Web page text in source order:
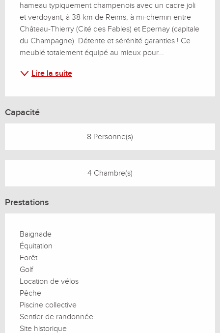
hameau typiquement champenois avec un cadre joli
et verdoyant, à 38 km de Reims, à mi-chemin entre
Château-Thierry (Cité des Fables) et Epernay (capitale
du Champagne). Détente et sérénité garanties ! Ce
meublé totalement équipé au mieux pour...
Lire la suite
Capacité
8 Personne(s)
4 Chambre(s)
Prestations
Baignade
Équitation
Forêt
Golf
Location de vélos
Pêche
Piscine collective
Sentier de randonnée
Site historique